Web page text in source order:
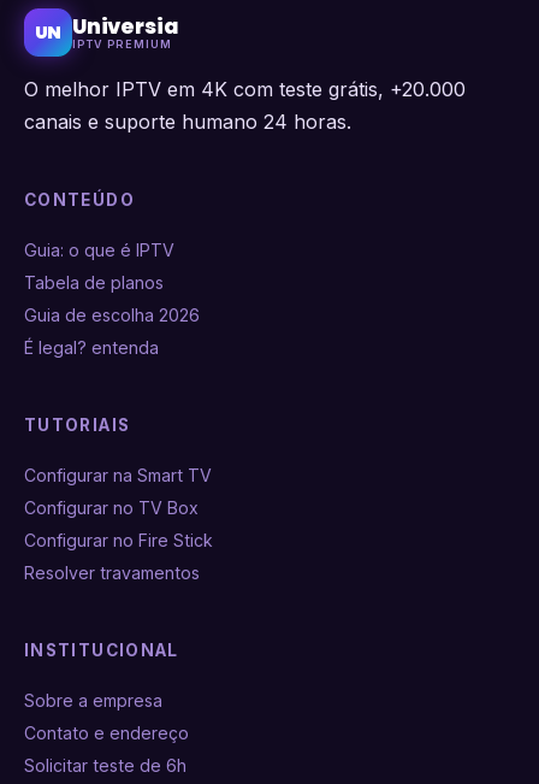
UN Universia
IPTV PREMIUM
O melhor IPTV em 4K com teste grátis, +20.000
canais e suporte humano 24 horas.
CONTEÚDO
Guia: o que é IPTV
Tabela de planos
Guia de escolha 2026
É legal? entenda
TUTORIAIS
Configurar na Smart TV
Configurar no TV Box
Configurar no Fire Stick
Resolver travamentos
INSTITUCIONAL
Sobre a empresa
Contato e endereço
Solicitar teste de 6h